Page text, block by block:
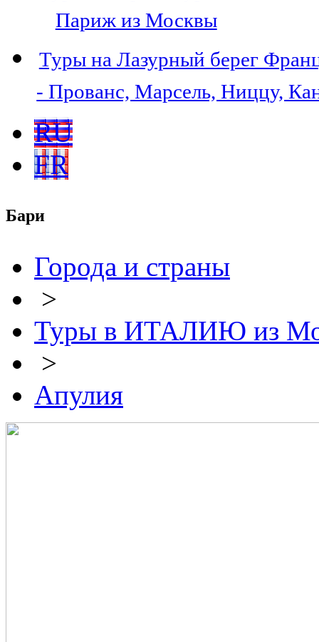
Париж из Москвы
Туры на Лазурный берег
- Прованс, Марсель, Ниццу,
RU
FR
Бари
Города и страны
>
Туры в ИТАЛИЮ из
>
Апулия